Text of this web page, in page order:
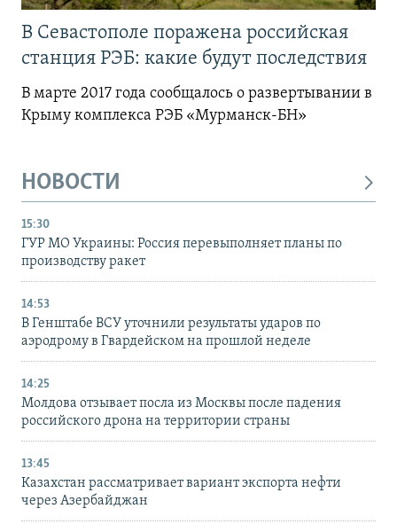
В Севастополе поражена российская
станция РЭБ: какие будут последствия
В марте 2017 года сообщалось о развертывании в
Крыму комплекса РЭБ «Мурманск-БН»
НОВОСТИ
15:30
ГУР МО Украины: Россия перевыполняет планы по
производству ракет
14:53
В Генштабе ВСУ уточнили результаты ударов по
аэродрому в Гвардейском на прошлой неделе
14:25
Молдова отзывает посла из Москвы после падения
российского дрона на территории страны
13:45
Казахстан рассматривает вариант экспорта нефти
через Азербайджан